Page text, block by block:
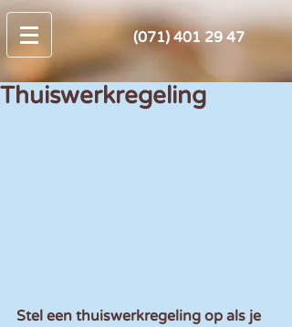
(071) 401 29 47
Thuiswerkregeling
Stel een thuiswerkregeling op als je